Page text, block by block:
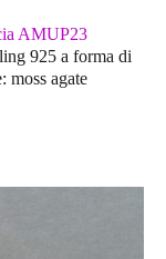
AMUP23
925 a forma di
moss agate